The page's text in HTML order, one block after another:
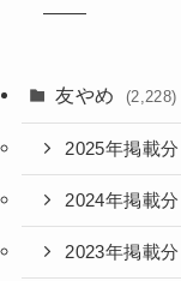
友やめ (2,228)
2025年掲載分
2024年掲載分
2023年掲載分